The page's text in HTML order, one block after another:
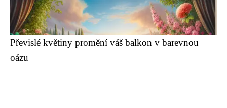
Převislé květiny promění váš balkon v barevnou
oázu